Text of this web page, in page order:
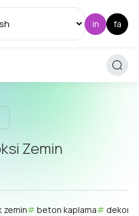
Zemin
beton kaplama